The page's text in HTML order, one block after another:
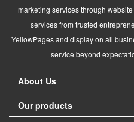
marketing services through
services from trusted
YellowPages and display on all
service beyond
About Us
Our products